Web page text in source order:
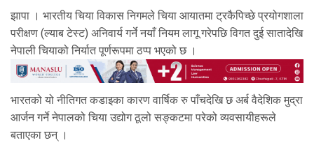
झापा । भारतीय चिया विकास निगमले चिया आयातमा ट्रकैपिच्छे प्रयोगशाला
परीक्षण (ल्याब टेस्ट) अनिवार्य गर्ने नयाँ नियम लागू गरेपछि विगत दुई सातादेखि
नेपाली चियाको निर्यात पूर्णरूपमा ठप्प भएको छ ।
भारतको यो नीतिगत कडाइका कारण वार्षिक रु पाँचदेखि छ अर्ब वैदेशिक मुद्रा
आर्जन गर्ने नेपालको चिया उद्योग ठूलो सङ्कटमा परेको व्यवसायीहरूले
बताएका छन् ।